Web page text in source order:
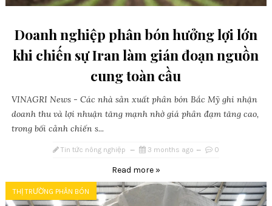
Doanh nghiệp phân bón hưởng lợi lớn
khi chiến sự Iran làm gián đoạn nguồn
cung toàn cầu
VINAGRI News - Các nhà sản xuất phân bón Bắc Mỹ ghi nhận
doanh thu và lợi nhuận tăng mạnh nhờ giá phân đạm tăng cao,
trong bối cảnh chiến s...
Tin tức nông nghiệp 3 months ago 0
Read more »
THỊ TRƯỜNG PHÂN BÓN